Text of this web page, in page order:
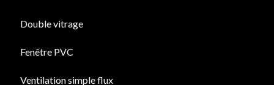
Double vitrage
Fenêtre PVC
Ventilation simple flux